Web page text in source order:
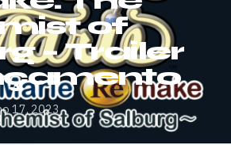
of
– Trailer
17, 2023